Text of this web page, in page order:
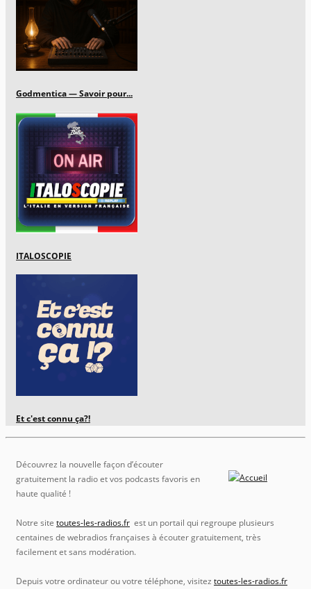
Godmentica — Savoir pour...
ITALOSCOPIE
Et c'est connu ça?!
Découvrez la nouvelle façon d’écouter
gratuitement la radio et vos podcasts favoris en
haute qualité !
Notre site toutes-les-radios.fr est un portail qui regroupe plusieurs
centaines de webradios françaises à écouter gratuitement, très
facilement et sans modération.
Depuis votre ordinateur ou votre téléphone, visitez toutes-les-radios.fr